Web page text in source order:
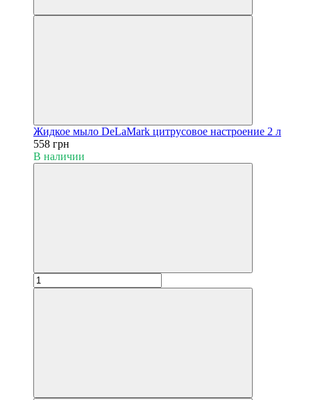
Жидкое мыло DeLaMark цитрусовое настроение 2 л
558 грн
В наличии